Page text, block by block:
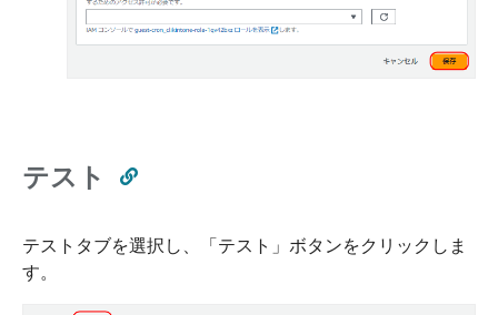
テスト
テストタブを選択し、「テスト」ボタンをクリックしま
す。